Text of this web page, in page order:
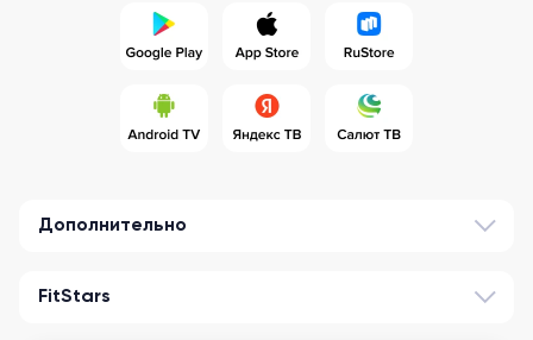
Дополнительно
FitStars